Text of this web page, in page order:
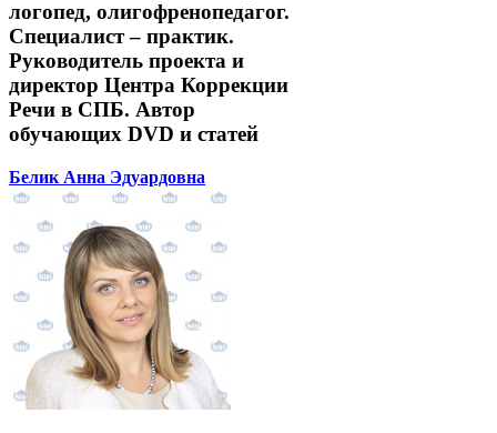
логопед, олигофренопедагог.
Специалист – практик.
Руководитель проекта и
директор Центра Коррекции
Речи в СПБ. Автор
обучающих DVD и статей
Белик Анна Эдуардовна